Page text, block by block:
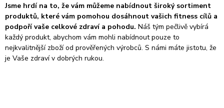
Jsme hrdí na to, že vám můžeme nabídnout široký sortiment
produktů, které vám pomohou dosáhnout vašich fitness cílů a
podpoří vaše celkové zdraví a pohodu. Náš tým pečlivě vybírá
každý produkt, abychom vám mohli nabídnout pouze to
nejkvalitnější zboží od prověřených výrobců. S námi máte jistotu, že
je Vaše zdraví v dobrých rukou.